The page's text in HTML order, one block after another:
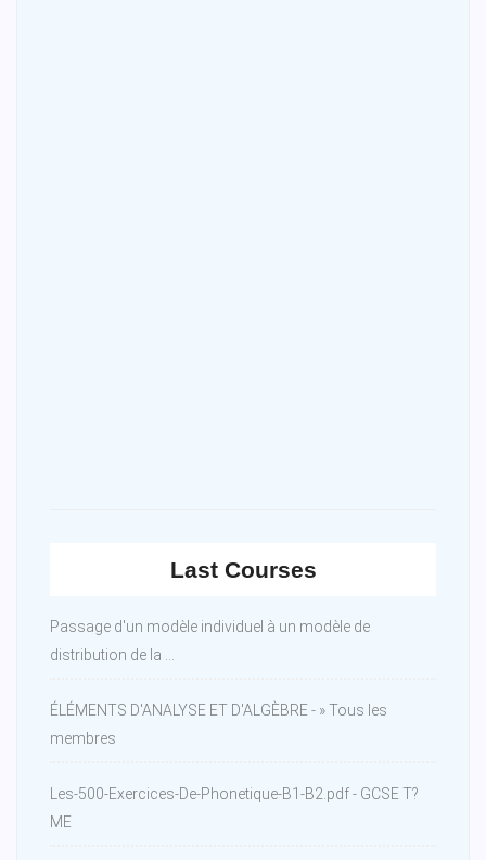
Last Courses
Passage d'un modèle individuel à un modèle de
distribution de la ...
ÉLÉMENTS D'ANALYSE ET D'ALGÈBRE - » Tous les
membres
Les-500-Exercices-De-Phonetique-B1-B2.pdf - GCSE T?
ME